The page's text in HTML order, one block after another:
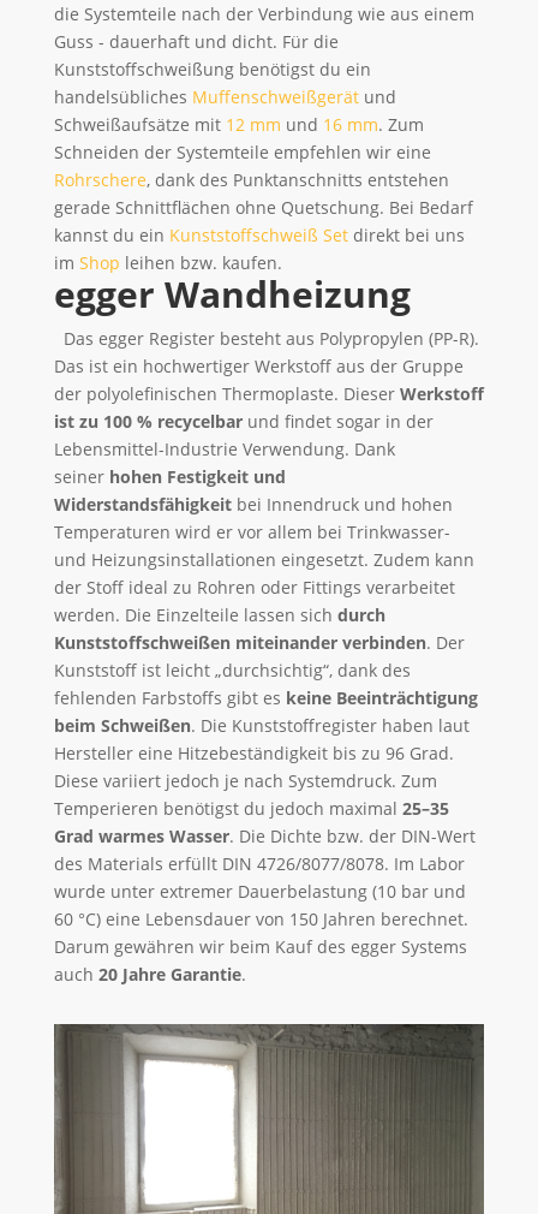
die Systemteile nach der Verbindung wie aus einem
Guss - dauerhaft und dicht. Für die
Kunststoffschweißung benötigst du ein
handelsübliches Muffenschweißgerätund
Schweißaufsätze mit 12 mm und 16 mm. Zum
Schneiden der Systemteile empfehlen wir eine
Rohrschere, dank des Punktanschnitts entstehen
gerade Schnittflächen ohne Quetschung. Bei Bedarf
kannst du ein Kunststoffschweiß Setdirekt bei uns
im Shop leihen bzw. kaufen.
egger Wandheizung
Das egger Register besteht aus Polypropylen (PP-R).
Das ist ein hochwertiger Werkstoff aus der Gruppe
der polyolefinischen Thermoplaste. Dieser Werkstoff
ist zu 100 % recycelbarund findet sogar in der
Lebensmittel-Industrie Verwendung. Dank
seiner hohen Festigkeit und
Widerstandsfähigkeitbei Innendruck und hohen
Temperaturen wird er vor allem bei Trinkwasser-
und Heizungsinstallationen eingesetzt. Zudem kann
der Stoff ideal zu Rohren oder Fittings verarbeitet
werden. Die Einzelteile lassen sich durch
Kunststoffschweißen miteinander verbinden. Der
Kunststoff ist leicht „durchsichtig“, dank des
fehlenden Farbstoffs gibt es keine Beeinträchtigung
beim Schweißen. Die Kunststoffregister haben laut
Hersteller eine Hitzebeständigkeit bis zu 96 Grad.
Diese variiert jedoch je nach Systemdruck. Zum
Temperieren benötigst du jedoch maximal 25–35
Grad warmes Wasser. Die Dichte bzw. der DIN-Wert
des Materials erfüllt DIN 4726/8077/8078. Im Labor
wurde unter extremer Dauerbelastung (10 bar und
60 °C) eine Lebensdauer von 150 Jahren berechnet.
Darum gewähren wir beim Kauf des egger Systems
auch 20 Jahre Garantie.